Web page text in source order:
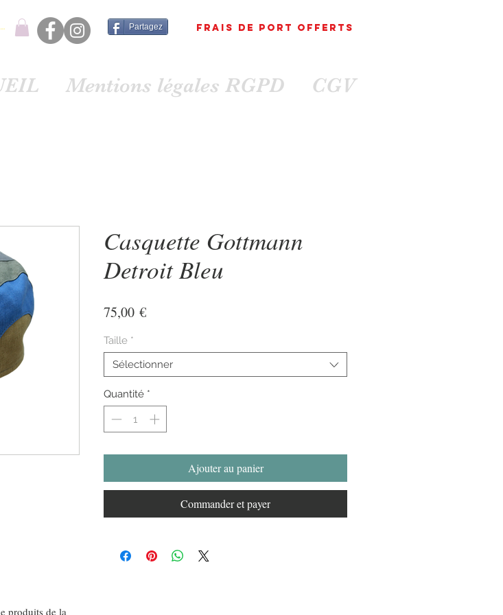
Partagez FRAIS DE PORT OFFErts
Mentions légales RGPD CGV
produits de la
Casquette Gottmann
Detroit Bleu
75,00 €Prix
Taille *
Sélectionner
Quantité *
Ajouter au panier
Commander et payer